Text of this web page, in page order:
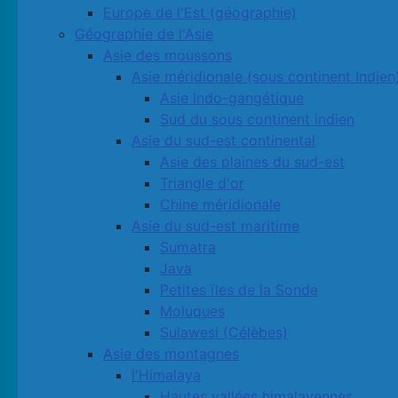
Europe de l'Est (géographie)
Géographie de l'Asie
Asie des moussons
Asie méridionale (sous continent
Asie Indo-gangétique
Sud du sous continent indien
Asie du sud-est continental
Asie des plaines du sud-est
Triangle d'or
Chine méridionale
Asie du sud-est maritime
Sumatra
Java
Petites ïles de la Sonde
Moluques
Sulawesi (Célèbes)
Asie des montagnes
l'Himalaya